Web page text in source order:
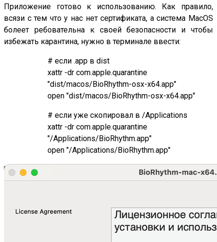
Приложение готово к использованию. Как правило,
всязи с тем что у нас нет сертификата, а система MacOS
болеет ребовательна к своей безопасности и чтобы
избежать карантина, нужно в терминале ввести:
# если .app в dist
xattr -dr com.apple.quarantine
"dist/macos/BioRhythm-osx-x64.app"
open "dist/macos/BioRhythm-osx-x64.app"
# если уже скопировал в /Applications
xattr -dr com.apple.quarantine
"/Applications/BioRhythm.app"
open "/Applications/BioRhythm.app"